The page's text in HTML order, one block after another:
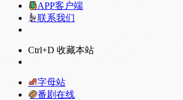
APP客户端
联系我们
Ctrl+D 收藏本站
字母站
番剧在线